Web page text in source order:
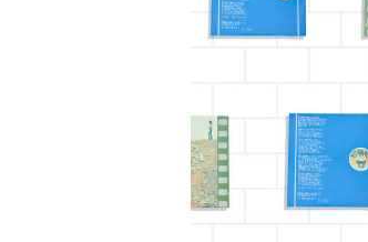
な
も
き
て
い
く